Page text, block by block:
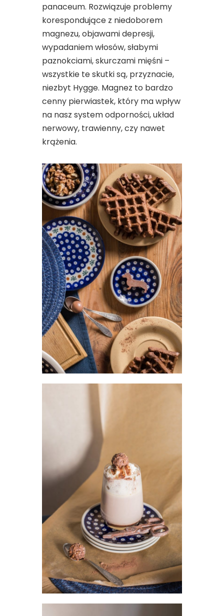
panaceum. Rozwiązuje problemy
korespondujące z niedoborem
magnezu, objawami depresji,
wypadaniem włosów, słabymi
paznokciami, skurczami mięśni –
wszystkie te skutki są, przyznacie,
niezbyt Hygge. Magnez to bardzo
cenny pierwiastek, który ma wpływ
na nasz system odporności, układ
nerwowy, trawienny, czy nawet
krążenia.